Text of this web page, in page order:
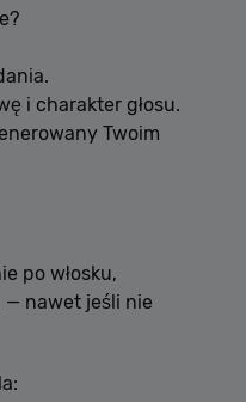
i charakter głosu.
Twoim
po włosku,
— nawet jeśli nie